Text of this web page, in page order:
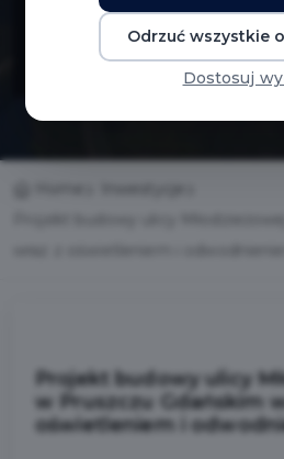
Projekt budowy ulicy
w Pruszczu Gdańskim
oświetleniem i
Odrzuć wszystkie
Dostosuj